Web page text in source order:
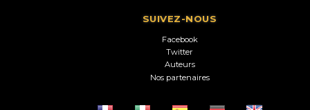
SUIVEZ-NOUS
Facebook
Twitter
Auteurs
Nos partenaires